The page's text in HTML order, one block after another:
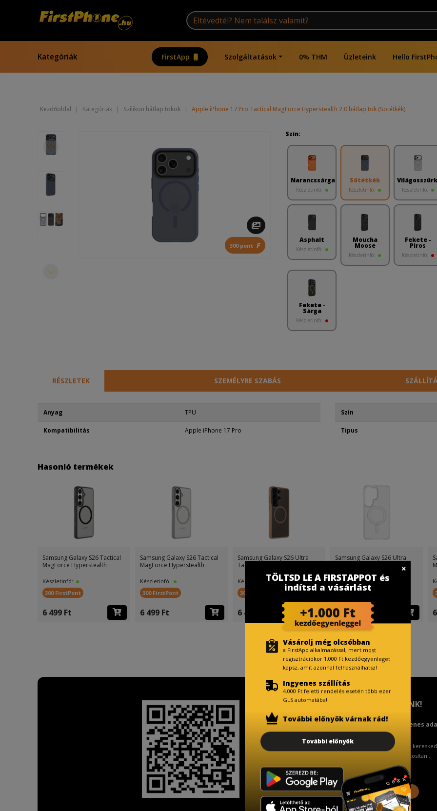
Kategóriák FirstApp Szolgáltatások 0% THM Üzleteink Hello
Kezdőoldal | Kategóriák | Szilikon hátlap tokok | Apple iPhone 17 Pro Tactical MagForce Hyperstealth 2.0 hátlap tok (Sötétkék)
300 pont F
Szín:
Narancssárga
Készletinfó:
Sötétkék
Készletinfó: Készletinfó:
Asphalt
Készletinfó:
Moucha
Moose
Készletinfó:
Fekete -
Piros
Készletinfó:
Fekete -
Sárga
Készletinfó:
RÉSZLETEK SZEMÉLYRE SZABÁS
Anyag TPU
Kompatibilitás Apple iPhone 17 Pro
Szín
Tipus
Hasonló termékek
Samsung Galaxy S26 Tactical
MagForce Hyperstealth
Készletinfó:
300 FirstPont
6 499 Ft
Samsung Galaxy S26 Tactical
MagForce Hyperstealth
Készletinfó:
300 FirstPont
6 499 Ft
Samsung Galaxy S26 Ultra
Tactical MagForce Hyperst
Készletinfó:
300 FirstPont
6 499 Ft
Samsung Galaxy S26 Ultra
Tactical MagForce MagSafe
Készletinfó:
300 FirstPont
6 899 Ft
TISZTELT VÁSÁRLÓNK!
Fizetésnél kérje az ingyenes
A Kormány döntése alapján a
ingyenes adattörlő kódot biztosítani.
További információ
TÖLTSD LE A FIRSTAPPOT és
indítsd a vásárlást
Vásárolj még olcsóbban
a FirstApp alkalmazással, mert most
regisztrációkor 1.000 Ft kezdőegyenleget
kapsz, amit azonnal felhasználhatsz!
Ingyenes szállítás
4.000 Ft feletti rendelés esetén több ezer
GLS automatába!
További előnyök várnak rád!
További előnyök